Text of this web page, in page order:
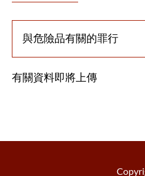
有關資料即將上傳